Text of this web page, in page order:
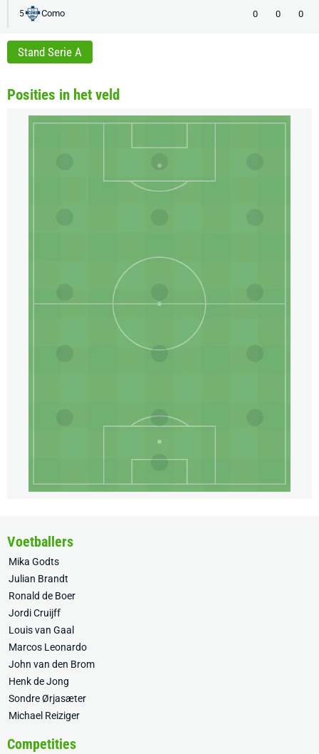
5 Como 0 0 0
Stand Serie A
Posities in het veld
Voetballers
Mika Godts
Julian Brandt
Ronald de Boer
Jordi Cruijff
Louis van Gaal
Marcos Leonardo
John van den Brom
Henk de Jong
Sondre Ørjasæter
Michael Reiziger
Competities